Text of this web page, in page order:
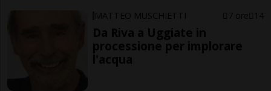
MATTEO MUSCHIETTI 7 ore 14
Da Riva a Uggiate in
processione per implorare
l'acqua